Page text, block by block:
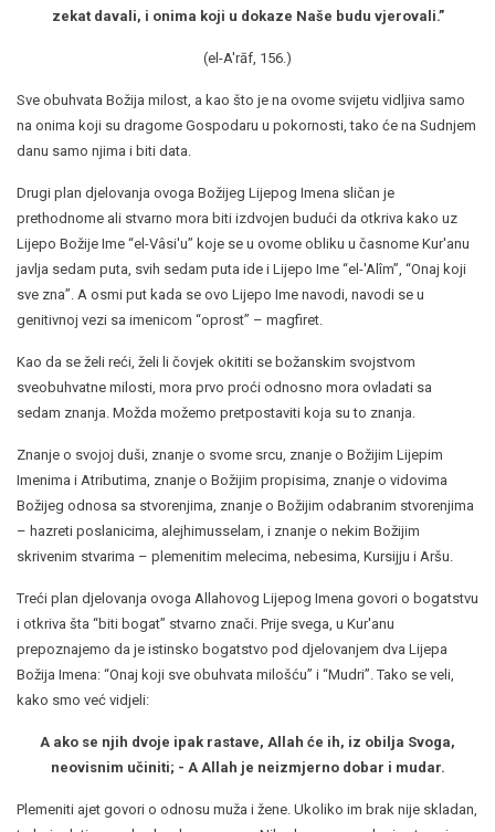
zekat davali, i onima koji u dokaze Naše budu vjerovali.”
(el-A'rāf, 156.)
Sve obuhvata Božija milost, a kao što je na ovome svijetu vidljiva samo
na onima koji su dragome Gospodaru u pokornosti, tako će na Sudnjem
danu samo njima i biti data.
Drugi plan djelovanja ovoga Božijeg Lijepog Imena sličan je
prethodnome ali stvarno mora biti izdvojen budući da otkriva kako uz
Lijepo Božije Ime “el-Vâsi'u” koje se u ovome obliku u časnome Kur'anu
javlja sedam puta, svih sedam puta ide i Lijepo Ime “el-'Alîm”, “Onaj koji
sve zna”. A osmi put kada se ovo Lijepo Ime navodi, navodi se u
genitivnoj vezi sa imenicom “oprost” – magfiret.
Kao da se želi reći, želi li čovjek okititi se božanskim svojstvom
sveobuhvatne milosti, mora prvo proći odnosno mora ovladati sa
sedam znanja. Možda možemo pretpostaviti koja su to znanja.
Znanje o svojoj duši, znanje o svome srcu, znanje o Božijim Lijepim
Imenima i Atributima, znanje o Božijim propisima, znanje o vidovima
Božijeg odnosa sa stvorenjima, znanje o Božijim odabranim stvorenjima
– hazreti poslanicima, alejhimusselam, i znanje o nekim Božijim
skrivenim stvarima – plemenitim melecima, nebesima, Kursijju i Aršu.
Treći plan djelovanja ovoga Allahovog Lijepog Imena govori o bogatstvu
i otkriva šta “biti bogat” stvarno znači. Prije svega, u Kur'anu
prepoznajemo da je istinsko bogatstvo pod djelovanjem dva Lijepa
Božija Imena: “Onaj koji sve obuhvata milošću” i “Mudri”. Tako se veli,
kako smo već vidjeli:
A ako se njih dvoje ipak rastave, Allah će ih, iz obilja Svoga,
neovisnim učiniti; - A Allah je neizmjerno dobar i mudar.
Plemeniti ajet govori o odnosu muža i žene. Ukoliko im brak nije skladan,